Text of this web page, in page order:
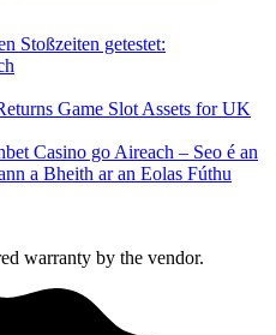
Stoßzeiten getestet:
Game Slot Assets for UK
Casino go Aireach – Seo é an
a Bheith ar an Eolas Fúthu
warranty by the vendor.